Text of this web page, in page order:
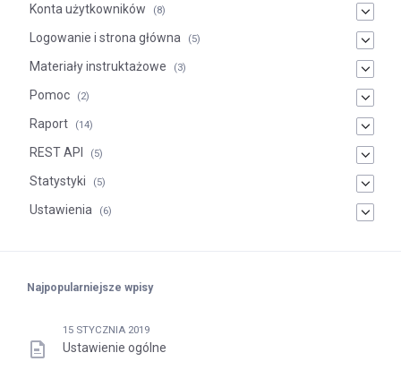
Konta użytkowników (8)
Logowanie i strona główna (5)
Materiały instruktażowe (3)
Pomoc (2)
Raport (14)
REST API (5)
Statystyki (5)
Ustawienia (6)
Najpopularniejsze wpisy
15 STYCZNIA 2019
Ustawienie ogólne